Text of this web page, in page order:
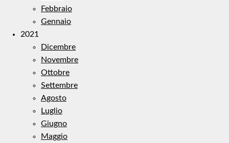
Febbraio
Gennaio
2021
Dicembre
Novembre
Ottobre
Settembre
Agosto
Luglio
Giugno
Maggio